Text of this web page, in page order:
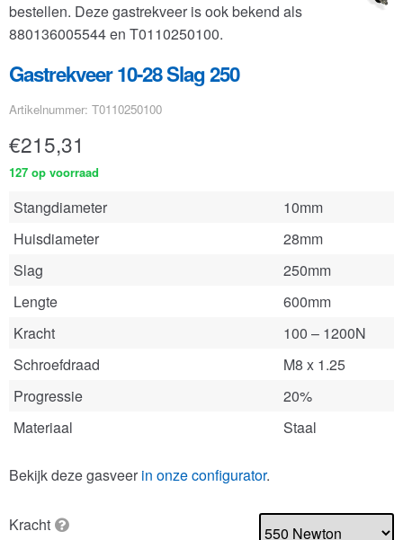
bestellen. Deze gastrekveer is ook bekend als
880136005544 en T0110250100.
Gastrekveer 10-28 Slag 250
Artikelnummer: T0110250100
€215,31
127 op voorraad
Stangdiameter
10mm
Huisdiameter
28mm
Slag
250mm
Lengte
600mm
Kracht
100 – 1200N
Schroefdraad
M8 x 1.25
Progressie
20%
Materiaal
Staal
Bekijk deze gasveer in onze configurator.
Kracht